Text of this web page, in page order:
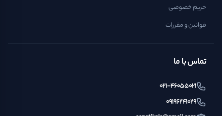
حریم خصوصی
قوانین و مقررات
تماس با ما
021-46055021
09196241029